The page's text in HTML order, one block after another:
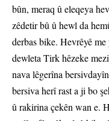
bûn, meraq û eleqeya
zêdetir bû û hewl da
derbas bike. Hevrêyê
dewleta Tirk hêzeke
nava lêgerîna
bersiva herî rast a ji bo
û rakirina çekên wan e.